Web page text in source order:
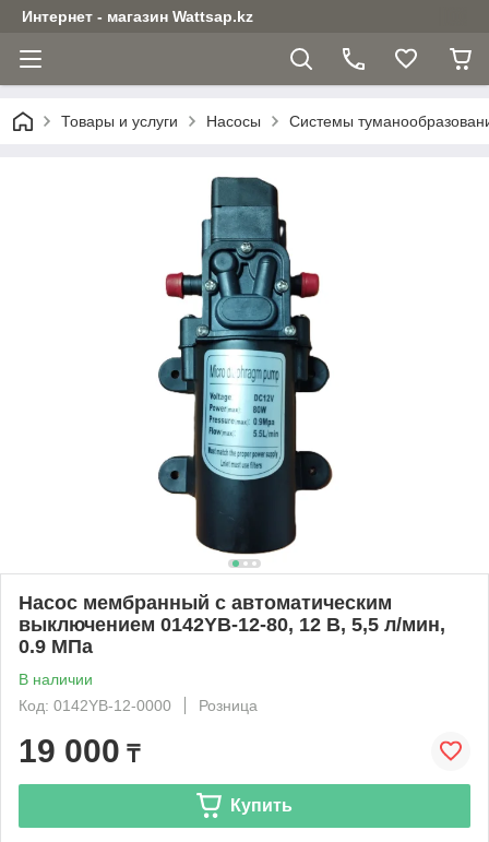
Интернет - магазин Wattsap.kz
Товары и услуги Насосы Системы
Насос мембранный с автоматическим
выключением 0142YB-12-80, 12 В, 5,5 л/мин,
0.9 МПа
В наличии
Код: 0142YB-12-0000
Розница
19 000 ₸
Купить